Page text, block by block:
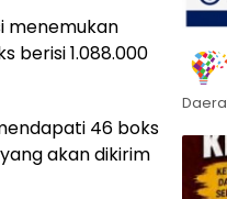
menemukan
berisi 1.088.000
46 boks
akan dikirim